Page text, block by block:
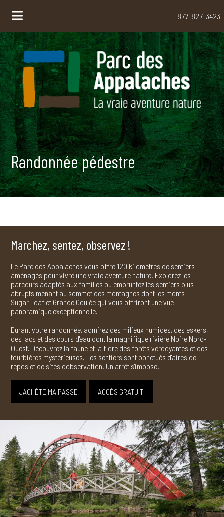
877-827-3423
Randonnée pédestre
Marchez, sentez, observez!
Le Parc des Appalaches vous offre 120 kilomètres de sentiers
aménagés pour vivre une vraie aventure nature. Explorez les
parcours adaptés aux familles ou empruntez les sentiers plus
abrupts menant au sommet des montagnes dont les monts
Sugar Loaf et Grande Coulée qui vous offriront une vue
panoramique exceptionnelle.
Durant votre randonnée, admirez des milieux humides, des eskers,
des lacs et des cours d'eau dont la magnifique rivière Noire Nord-
Ouest. Découvrez la faune et la flore des forêts verdoyantes et des
tourbières mystérieuses. Les sentiers sont ponctués d'aires de
repos et de sites d'observation. Un arrêt s'impose!
J'ACHÈTE MA PASSE ACCÈS GRATUIT